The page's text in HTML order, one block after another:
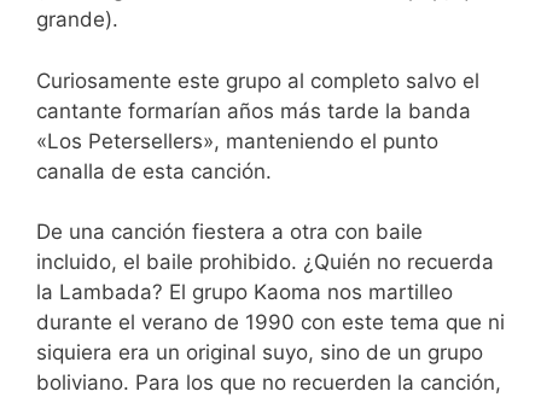
grande).
Curiosamente este grupo al completo salvo el
cantante formarían años más tarde la banda
«Los Petersellers», manteniendo el punto
canalla de esta canción.
De una canción fiestera a otra con baile
incluido, el baile prohibido. ¿Quién no recuerda
la Lambada? El grupo Kaoma nos martilleo
durante el verano de 1990 con este tema que ni
siquiera era un original suyo, sino de un grupo
boliviano. Para los que no recuerden la canción,